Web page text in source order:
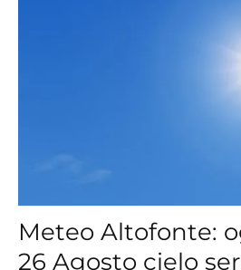
Meteo Altofonte:
26 Agosto cielo